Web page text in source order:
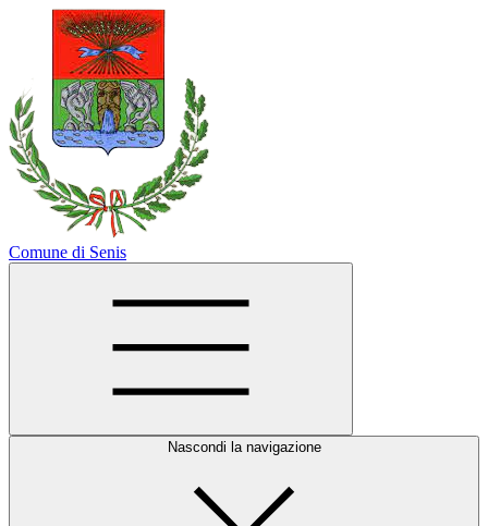
Comune di Senis
Nascondi la navigazione